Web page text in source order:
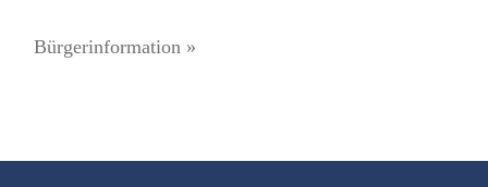
Bürgerinformation »